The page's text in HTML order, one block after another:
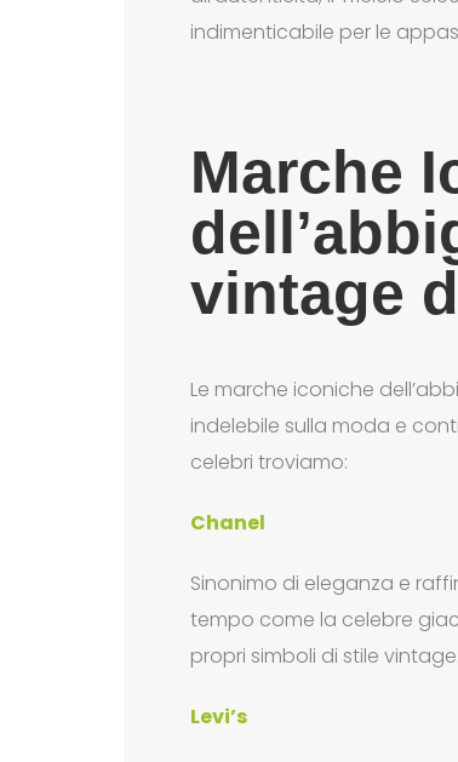
indimenticabile per le
Marche
vintage
Le marche iconiche
indelebile sulla moda e
celebri troviamo:
Chanel
Sinonimo di eleganza e
tempo come la celebre
propri simboli di stile vintage.
Levi’s